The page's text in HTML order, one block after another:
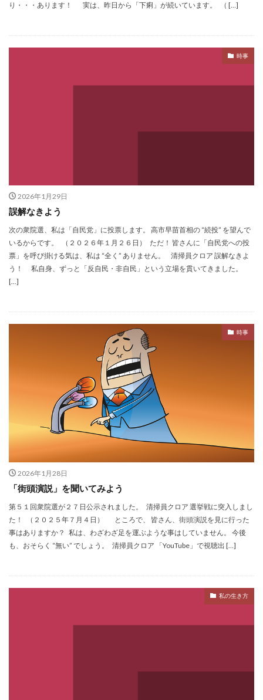
り・・・あります！ 実は、昨日から「下痢」が続いています。 （ […]
時事
2026年1月29日
誤解なきよう
次の衆院選、私は「自民党」に投票します。 高市早苗首相の “続投” を望んで
いるからです。 （２０２６年１月２６日） ただ！ 皆さんに「自民党への投
票」を呼び掛ける気は、私は “全く” ありません。 清掃員クロア 誤解なきよ
う！ 私自身、ずっと「反自民・非自民」という立場を貫いてきました。
[…]
時事
2026年1月28日
「街頭演説」を聞いてみよう
第５１回衆院選が２７日公示されました。 清掃員クロア 選挙戦に突入しまし
た！ （２０２５年７月４日） ところで、 皆さん、街頭演説を見に行った
事はありますか？ 私は、わざわざ足を運ぶような事はしていません。 今後
も、おそらく “無い” でしょう。 清掃員クロア 「YouTube」で視聴出 […]
私の生き方